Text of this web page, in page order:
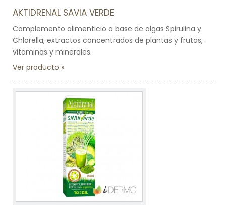
AKTIDRENAL SAVIA VERDE
Complemento alimenticio a base de algas Spirulina y
Chlorella, extractos concentrados de plantas y frutas,
vitaminas y minerales.
Ver producto